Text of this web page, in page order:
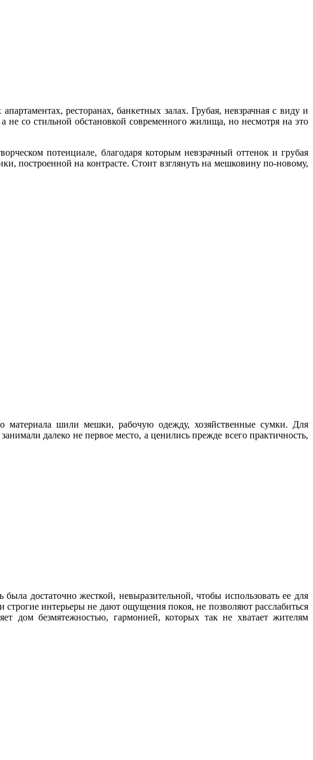
ресторанах, банкетных залах. Грубая, невзрачная с виду и
не со стильной обстановкой современного жилища, но несмотря на это
потенциале, благодаря которым невзрачный оттенок и грубая
построенной на контрасте. Стоит взглянуть на мешковину по-новому,
материала шили мешки, рабочую одежду, хозяйственные сумки. Для
далеко не первое место, а ценились прежде всего практичность,
достаточно жесткой, невыразительной, чтобы использовать ее для
интерьеры не дают ощущения покоя, не позволяют расслабиться
дом безмятежностью, гармонией, которых так не хватает жителям